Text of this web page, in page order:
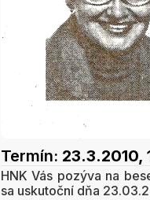
Termín: 23.3.2010,
HNK Vás pozýva na
sa uskutoční dňa